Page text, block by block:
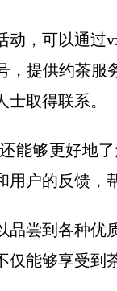
，可以通过
提供约茶服
取得联系。
能够更好地
户的反馈，
品尝到各种
能够享受到